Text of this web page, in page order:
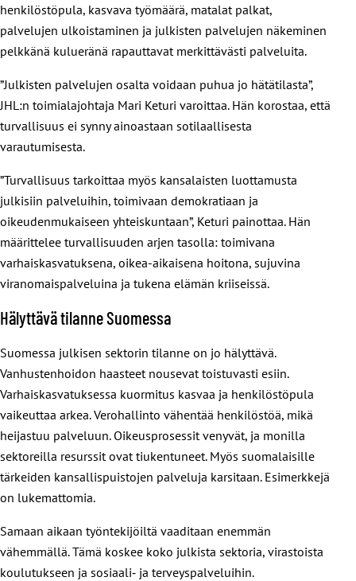
henkilöstöpula, kasvava työmäärä, matalat palkat,
palvelujen ulkoistaminen ja julkisten palvelujen näkeminen
pelkkänä kulueränä rapauttavat merkittävästi palveluita.
”Julkisten palvelujen osalta voidaan puhua jo hätätilasta”,
JHL:n toimialajohtaja Mari Keturi varoittaa. Hän korostaa, että
turvallisuus ei synny ainoastaan sotilaallisesta
varautumisesta.
”Turvallisuus tarkoittaa myös kansalaisten luottamusta
julkisiin palveluihin, toimivaan demokratiaan ja
oikeudenmukaiseen yhteiskuntaan”, Keturi painottaa. Hän
määrittelee turvallisuuden arjen tasolla: toimivana
varhaiskasvatuksena, oikea-aikaisena hoitona, sujuvina
viranomaispalveluina ja tukena elämän kriiseissä.
Hälyttävä tilanne Suomessa
Suomessa julkisen sektorin tilanne on jo hälyttävä.
Vanhustenhoidon haasteet nousevat toistuvasti esiin.
Varhaiskasvatuksessa kuormitus kasvaa ja henkilöstöpula
vaikeuttaa arkea. Verohallinto vähentää henkilöstöä, mikä
heijastuu palveluun. Oikeusprosessit venyvät, ja monilla
sektoreilla resurssit ovat tiukentuneet. Myös suomalaisille
tärkeiden kansallispuistojen palveluja karsitaan. Esimerkkejä
on lukemattomia.
Samaan aikaan työntekijöiltä vaaditaan enemmän
vähemmällä. Tämä koskee koko julkista sektoria, virastoista
koulutukseen ja sosiaali‑ ja terveyspalveluihin.